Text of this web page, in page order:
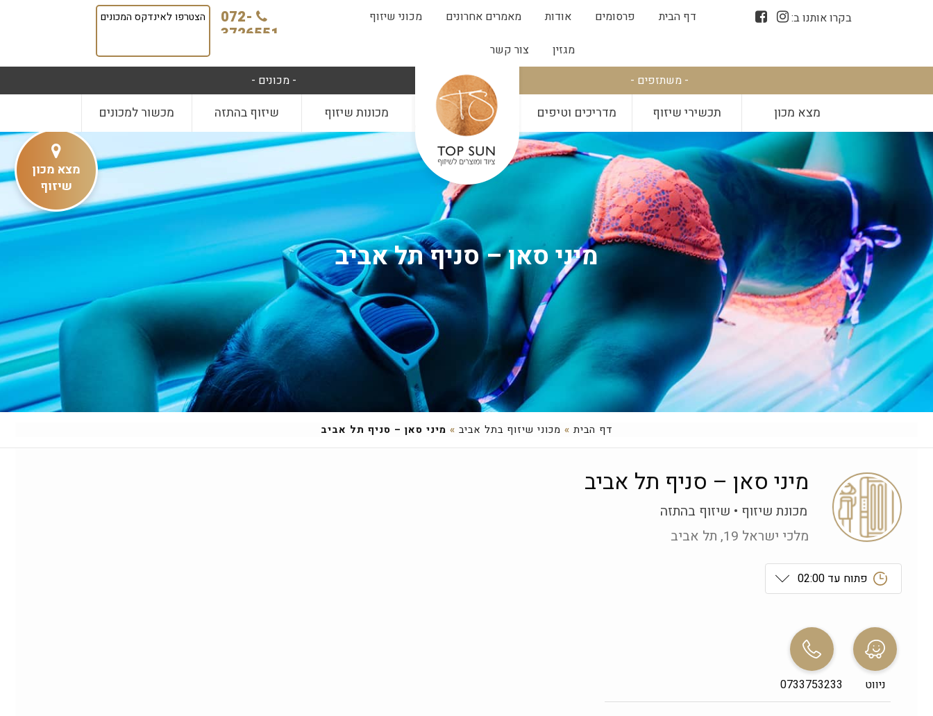
בקרו אותנו ב: דף הבית פרסומים אודות מאמרים אחרונים
מכוני שיזוף
מגזין
צור קשר
072-
3726551
הצטרפו לאינדקס המכונים
- משתזפים - - מכונים -
מצא מכון תכשירי שיזוף מדריכים וטיפים מכונות שיזוף שיזוף בהתזה מכשור למכונים
מיני סאן – סניף תל אביב
דף הבית » מכוני שיזוף בתל אביב » מיני סאן – סניף תל אביב
מיני סאן – סניף תל אביב
מכונת שיזוף
שיזוף בהתזה
מלכי ישראל 19, תל אביב
פתוח עד 02:00
שני
0:00
שלישי
רביעי
ניווט 0733753233
מצא מכון
שיזוף